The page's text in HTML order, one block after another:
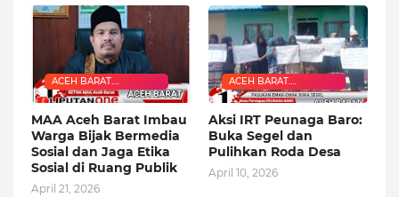
ACEH BARAT.
PEMERINTAH
MAA Aceh Barat Imbau
Warga Bijak Bermedia
Sosial dan Jaga Etika
Sosial di Ruang Publik
April 21, 2026
ACEH BARAT.
PEMERINTAH
Aksi IRT Peunaga Baro:
Buka Segel dan
Pulihkan Roda Desa
April 10, 2026